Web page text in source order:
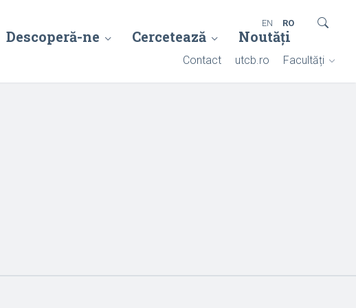
Descoperă-ne Cercetează Noutăți
Contact utcb.ro Facultăți
EN RO